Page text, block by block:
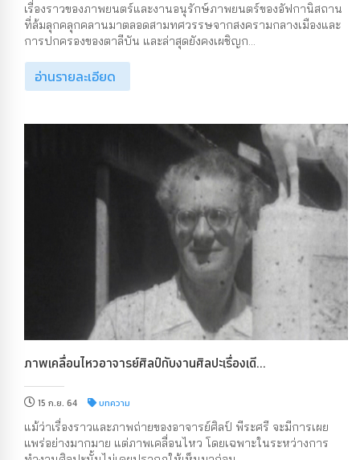
เรื่องราวของภาพยนตร์และงานอนุรักษ์ภาพยนตร์ของอัฟกานิสถาน
ที่ล้มลุกคลุกคลานมาตลอดสามทศวรรษจากสงครามกลางเมืองและ
การปกครองของตาลีบัน และล่าสุดยังคงเผชิญก...
อ่านรายละเอียด
ภาพเคลื่อนไหวอาจารย์ศิลป์กับงานศิลปะเรื่องเดี...
15 ก.ย. 64 บทความ
แม้ว่าเรื่องราวและภาพถ่ายของอาจารย์ศิลป์ พีระศรี จะมีการเผย
แพร่อย่างมากมาย แต่ภาพเคลื่อนไหว โดยเฉพาะในระหว่างการ